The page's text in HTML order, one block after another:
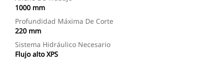
1000 mm
Profundidad Máxima De Corte
220 mm
Sistema Hidráulico Necesario
Flujo alto XPS